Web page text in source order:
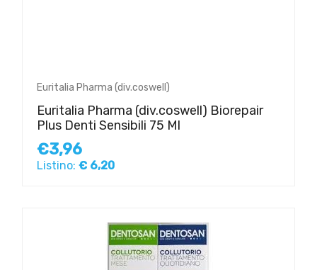
Euritalia Pharma (div.coswell)
Euritalia Pharma (div.coswell) Biorepair
Plus Denti Sensibili 75 Ml
€3,96
Listino: € 6,20